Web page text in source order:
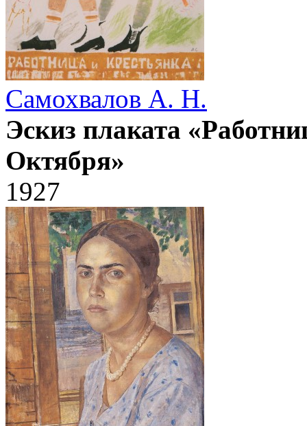
Самохвалов А. Н.
Эскиз плаката
Октября»
1927